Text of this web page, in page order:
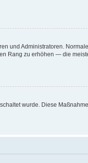
und Administratoren.
Rang zu erhöhen — die
wurde. Diese